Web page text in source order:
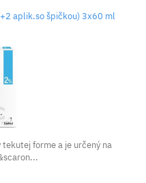
aplik.so špičkou) 3x60 ml
forme a je určený na